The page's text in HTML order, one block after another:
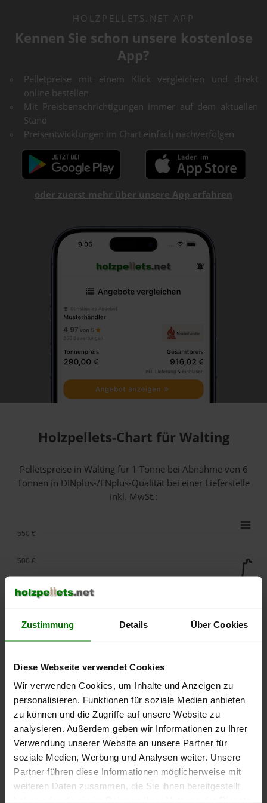
Zustimmung Details Über Cookies
Diese Webseite verwendet Cookies
Wir verwenden Cookies, um Inhalte und Anzeigen zu
personalisieren, Funktionen für soziale Medien anbieten
zu können und die Zugriffe auf unsere Website zu
analysieren. Außerdem geben wir Informationen zu Ihrer
Verwendung unserer Website an unsere Partner für
soziale Medien, Werbung und Analysen weiter. Unsere
Partner führen diese Informationen möglicherweise mit
weiteren Daten zusammen, die Sie ihnen bereitgestellt
HOLZPELLETS.NET APP
Kennen Sie schon unsere kostenlose
App?
Pelletpreise mit einem Klick vergleichen und direkt
online bestellen
Mit Preisbenachrichtigungen immer auf dem aktuellen
Stand
Preisentwicklungen im Chart einfach nachverfolgen
oder zuerst mehr über unsere App erfahren
Holzpellets-Chart für Walting
Pelletspreise in Walting für 1 Tonne bei Abnahmevon 6
Tonnen in DINplus-/ENplus-Qualität bei einer Lieferstelle
inkl. MwSt.:
lose Ware
2025
2026
2026
250 €
300 €
350 €
450 €
500 €
550 €
Die aktuelle Preisentwicklung für Holzpellets in Deutschland
können Sie jederzeit auf unsererPelletspreise-Seite
nachvollziehen.